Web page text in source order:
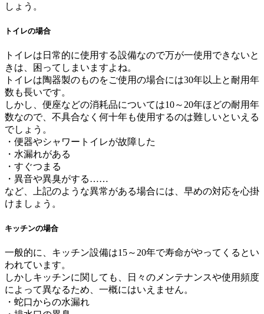
しょう。
トイレの場合
トイレは日常的に使用する設備なので万が一使用できないと
きは、困ってしまいますよね。
トイレは陶器製のものをご使用の場合には30年以上と耐用年
数も長いです。
しかし、便座などの消耗品については10～20年ほどの耐用年
数なので、不具合なく何十年も使用するのは難しいといえる
でしょう。
・便器やシャワートイレが故障した
・水漏れがある
・すぐつまる
・異音や異臭がする……
など、上記のような異常がある場合には、早めの対応を心掛
けましょう。
キッチンの場合
一般的に、キッチン設備は15～20年で寿命がやってくるとい
われています。
しかしキッチンに関しても、日々のメンテナンスや使用頻度
によって異なるため、一概にはいえません。
・蛇口からの水漏れ